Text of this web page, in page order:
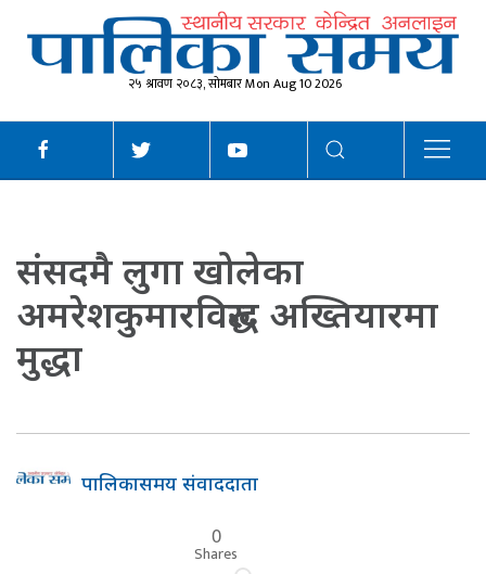
२५ श्रावण २०८३, सोमबार Mon Aug 10 2026
संसदमै लुगा खोलेका
अमरेशकुमारविरुद्ध अख्तियारमा
मुद्धा
पालिकासमय संवाददाता
0
Shares